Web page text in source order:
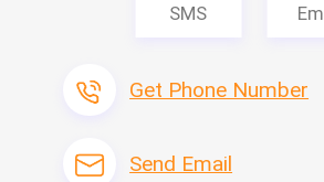
SMS
Get Phone Number
Send Email